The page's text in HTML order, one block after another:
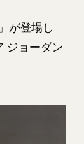
が登場し
ジョーダン